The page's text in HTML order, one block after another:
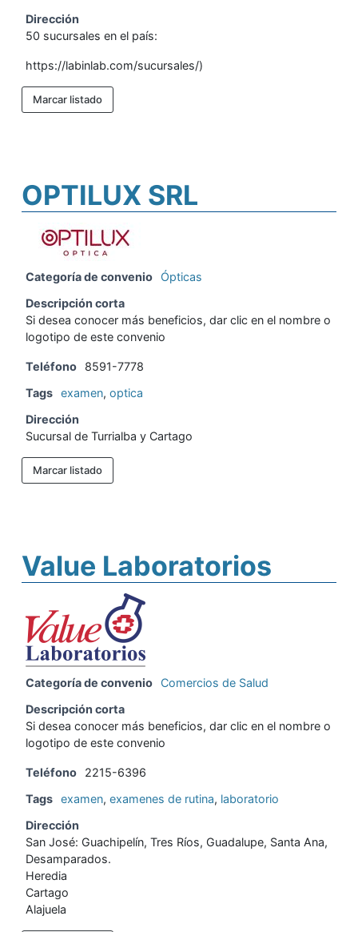
Dirección
50 sucursales en el país:
https://labinlab.com/sucursales/)
Marcar listado
OPTILUX SRL
Categoría de convenio Ópticas
Descripción corta
Si desea conocer más beneficios, dar clic en el nombre o
logotipo de este convenio
Teléfono
8591-7778
Tags examen, optica
Dirección
Sucursal de Turrialba y Cartago
Marcar listado
Value Laboratorios
Categoría de convenio Comercios de Salud
Descripción corta
Si desea conocer más beneficios, dar clic en el nombre o
logotipo de este convenio
Teléfono
2215-6396
Tags examen, examenes de rutina, laboratorio
Dirección
San José: Guachipelín, Tres Ríos, Guadalupe, Santa Ana,
Desamparados.
Heredia
Cartago
Alajuela